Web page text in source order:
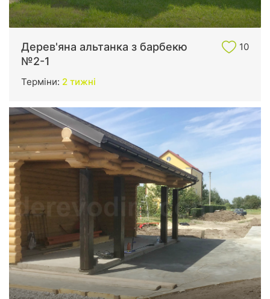
Дерев'яна альтанка з барбекю
№2-1
10
Терміни: 2 тижні